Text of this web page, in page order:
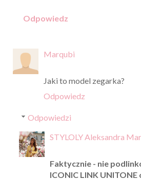
Odpowiedz
Marqubi
Jaki to model zegarka?
Odpowiedz
Odpowiedzi
STYLOLY Aleksandra
Faktycznie - nie
ICONIC LINK UNITONE